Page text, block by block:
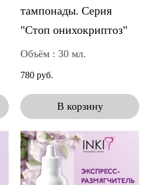
тампонады. Серия
"Стоп онихокриптоз"
Объём : 30 мл.
780 руб.
В корзину